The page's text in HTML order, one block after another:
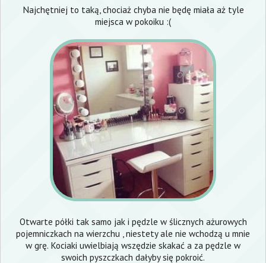
Najchętniej to taką, chociaż chyba nie będę miała aż tyle
miejsca w pokoiku :(
Otwarte półki tak samo jak i pędzle w ślicznych ażurowych
pojemniczkach na wierzchu , niestety ale nie wchodzą u mnie
w grę. Kociaki uwielbiają wszędzie skakać a za pędzle w
swoich pyszczkach dałyby się pokroić.